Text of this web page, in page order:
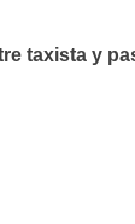
taxista y